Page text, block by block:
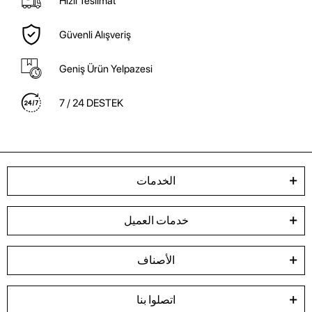
Güvenli Alışveriş
Geniş Ürün Yelpazesi
7 / 24 DESTEK
الخدمات
خدمات العميل
الأصناف
اتصلوا بنا